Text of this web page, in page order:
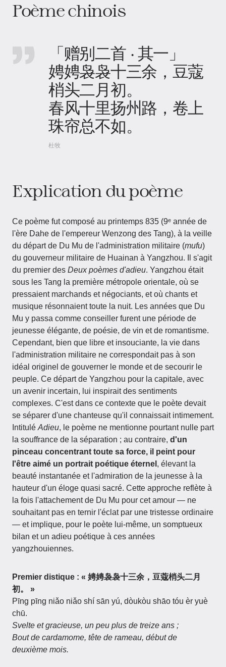
Poème chinois
「赠别二首 · 其一」
娉娉袅袅十三余，豆蔻
梢头二月初。
春风十里扬州路，卷上
珠帘总不如。
杜牧
Explication du poème
Ce poème fut composé au printemps 835 (9ᵉ année de
l'ère Dahe de l'empereur Wenzong des Tang), à la veille
du départ de Du Mu de l'administration militaire (mufu)
du gouverneur militaire de Huainan à Yangzhou. Il s'agit
du premier des Deux poèmes d'adieu. Yangzhou était
sous les Tang la première métropole orientale, où se
pressaient marchands et négociants, et où chants et
musique résonnaient toute la nuit. Les années que Du
Mu y passa comme conseiller furent une période de
jeunesse élégante, de poésie, de vin et de romantisme.
Cependant, bien que libre et insouciante, la vie dans
l'administration militaire ne correspondait pas à son
idéal originel de gouverner le monde et de secourir le
peuple. Ce départ de Yangzhou pour la capitale, avec
un avenir incertain, lui inspirait des sentiments
complexes. C'est dans ce contexte que le poète devait
se séparer d'une chanteuse qu'il connaissait intimement.
Intitulé Adieu, le poème ne mentionne pourtant nulle part
la souffrance de la séparation ; au contraire, d'un
pinceau concentrant toute sa force, il peint pour
l'être aimé un portrait poétique éternel , élevant la
beauté instantanée et l'admiration de la jeunesse à la
hauteur d'un éloge quasi sacré. Cette approche reflète à
la fois l'attachement de Du Mu pour cet amour — ne
souhaitant pas en ternir l'éclat par une tristesse ordinaire
— et implique, pour le poète lui-même, un somptueux
bilan et un adieu poétique à ces années
yangzhouiennes.
Premier distique : « 娉娉袅袅十三余，豆蔻梢头二月
初。 »
Pīng pīng niǎo niǎo shí sān yú, dòukòu shāo tóu èr yuè
chū.
Svelte et gracieuse, un peu plus de treize ans ;
Bout de cardamome, tête de rameau, début de
deuxième mois.